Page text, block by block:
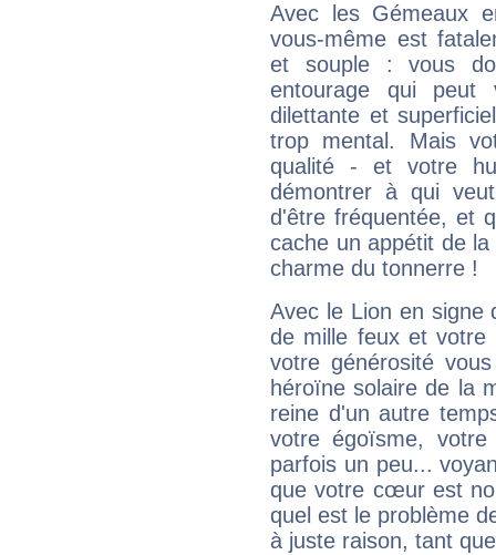
Avec les Gémeaux
vous-même est
et souple : vous
entourage qui
dilettante et
trop mental. Mais
qualité - et votre
démontrer à qui
d'être fréquentée, et
cache un appétit de
charme du tonnerre !
Avec le Lion en signe
de mille feux et votre
votre générosité
héroïne solaire de la
reine d'un autre
votre égoïsme,
parfois un peu...
que votre cœur est
quel est le problème
à juste raison, tant